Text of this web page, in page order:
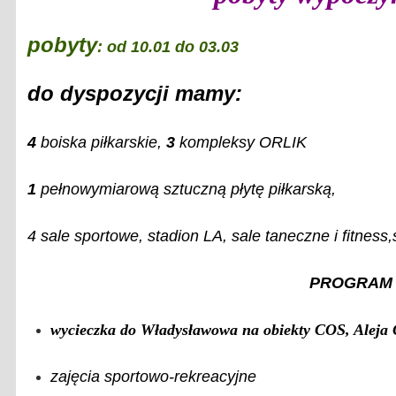
pobyty:od 10.01 do 03.03
do dyspozycji mamy:
4 boiska piłkarskie, 3 kompleksy ORLIK
1 pełnowymiarową sztuczną płytę piłkarską,
4 sale sportowe, stadion LA, sale taneczne i
wycieczka do Władysławowa na obiekty COS,
zajęcia sportowo-rekreacyjne